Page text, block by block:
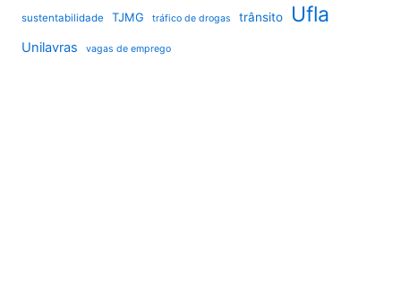
sustentabilidade TJMG tráfico de drogas trânsito Ufla
Unilavras vagas de emprego